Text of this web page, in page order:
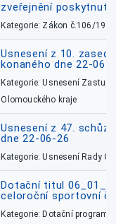
zveřejnění
Kategorie: Zákon č.106/1999
Usnesení z 10.
konaného dne 22-06-
Kategorie: Usnesení
Olomouckého kraje
Usnesení z 47.
dne 22-06-26
Kategorie: Usnesení Rady
Dotační titul
celoroční sportovní
Kategorie: Dotační